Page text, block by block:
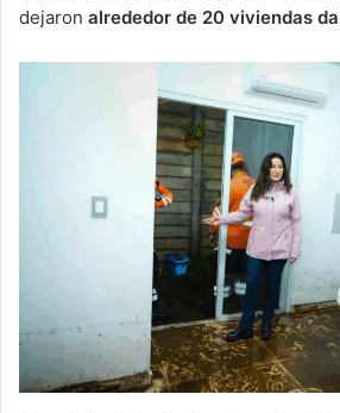
dejaron alrededor de 20 viviendas